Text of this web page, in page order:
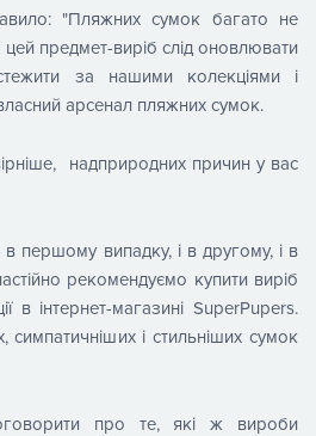
"Пляжних сумок багато не
предмет-виріб слід оновлювати
за нашими колекціями і
арсенал пляжних сумок.
надприродних причин у вас
першому випадку, і в другому, і в
рекомендуємо купити виріб
в інтернет-магазині SuperPupers.
симпатичніших і стильніших сумок
про те, які ж вироби